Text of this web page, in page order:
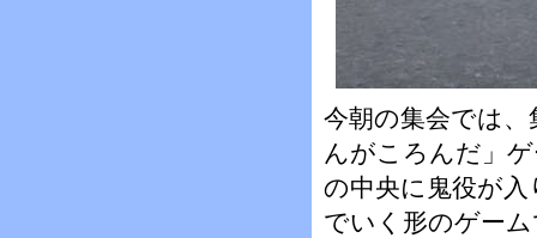
今朝の集会では
んがころんだ」
の中央に鬼役が
でいく形のゲー